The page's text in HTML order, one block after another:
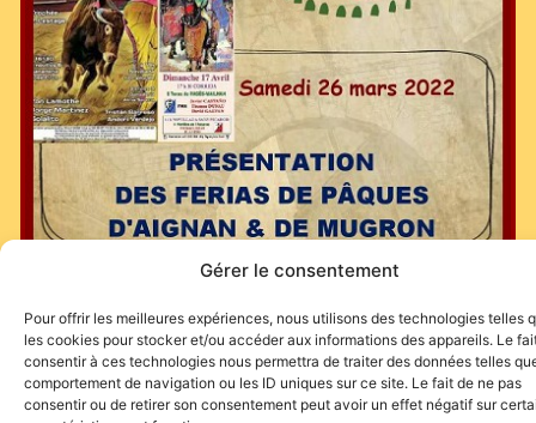
Gérer le consentement
Pour offrir les meilleures expériences, nous utilisons des technologies telles
les cookies pour stocker et/ou accéder aux informations des appareils. Le
consentir à ces technologies nous permettra de traiter des données telles
comportement de navigation ou les ID uniques sur ce site. Le fait de ne pas
consentir ou de retirer son consentement peut avoir un effet négatif sur